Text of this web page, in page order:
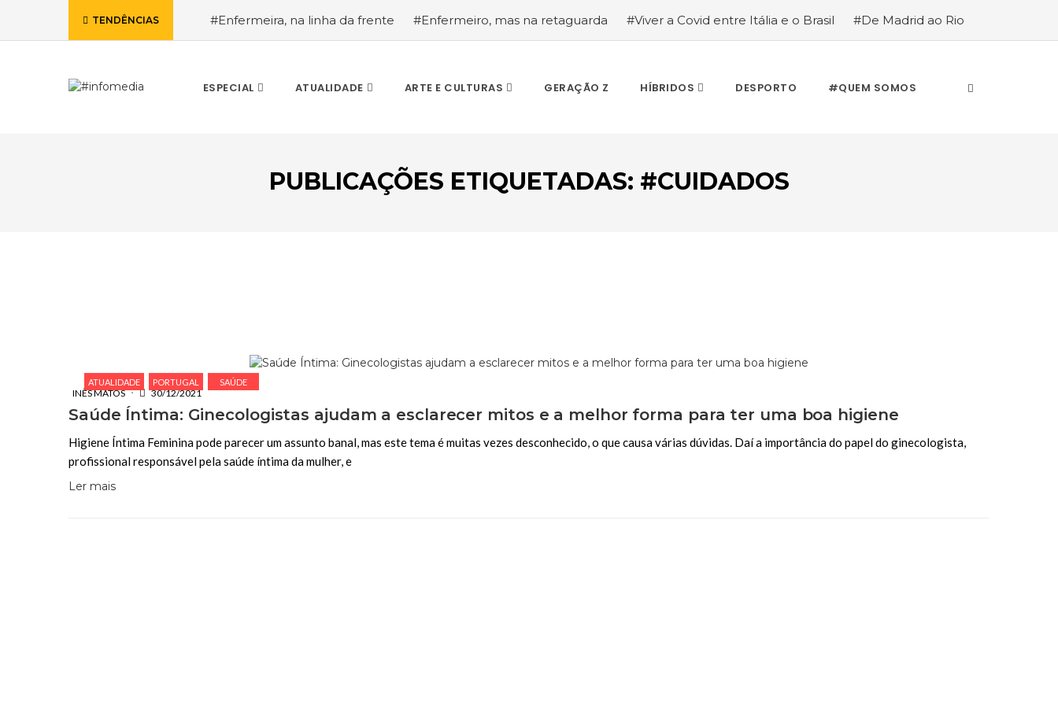
TENDÊNCIAS #Enfermeira, na linha da frente #Enfermeiro, mas na retaguarda #Viver a Covid entre Itália e o Brasil
#De Madrid ao Rio
ESPECIAL ATUALIDADE ARTE E CULTURAS GERAÇÃO Z HÍBRIDOS DESPORTO #QUEM SOMOS
PUBLICAÇÕES ETIQUETADAS: #CUIDADOS
ATUALIDADE PORTUGAL SAÚDE
INÊS MATOS 30/12/2021
Saúde Íntima: Ginecologistas ajudam a esclarecer mitos e a melhor forma para ter uma boa higiene
Higiene Íntima Feminina pode parecer um assunto banal, mas este tema é muitas vezes desconhecido, o que causa várias dúvidas. Daí a importância do papel do ginecologista,
profissional responsável pela saúde íntima da mulher, e
Ler mais